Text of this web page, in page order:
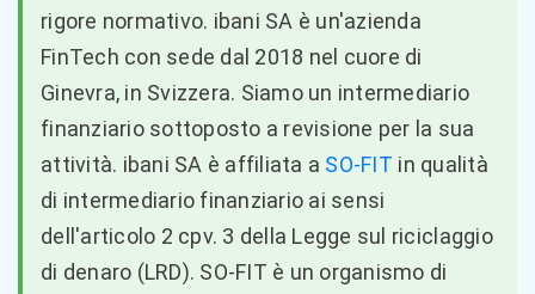
rigore normativo. ibani SA è un'azienda
FinTech con sede dal 2018 nel cuore di
Ginevra, in Svizzera. Siamo un intermediario
finanziario sottoposto a revisione per la sua
attività. ibani SA è affiliata a SO-FIT in qualità
di intermediario finanziario ai sensi
dell'articolo 2 cpv. 3 della Legge sul riciclaggio
di denaro (LRD). SO-FIT è un organismo di